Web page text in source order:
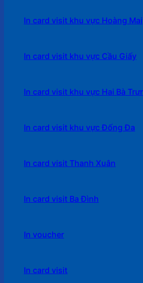
In card visit khu vực Hoàng Mai
In card visit khu vực Cầu Giấy
In card visit khu vực Hai Bà
In card visit khu vực Đống Đa
In card visit Thanh Xuân
In card visit Ba Đình
In voucher
In card visit